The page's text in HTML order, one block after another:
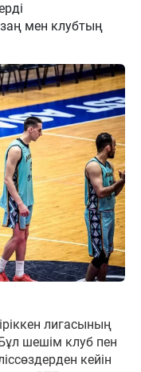
мен клубтың
лигасының
шешім клуб пен
кейін